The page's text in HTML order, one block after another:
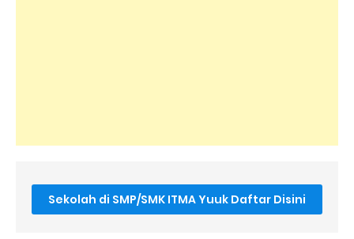
Sekolah di SMP/SMK ITMA Yuuk Daftar Disini